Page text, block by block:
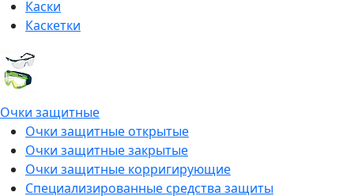
Каски
Каскетки
Очки защитные
Очки защитные открытые
Очки защитные закрытые
Очки защитные корригирующие
Специализированные средства защиты